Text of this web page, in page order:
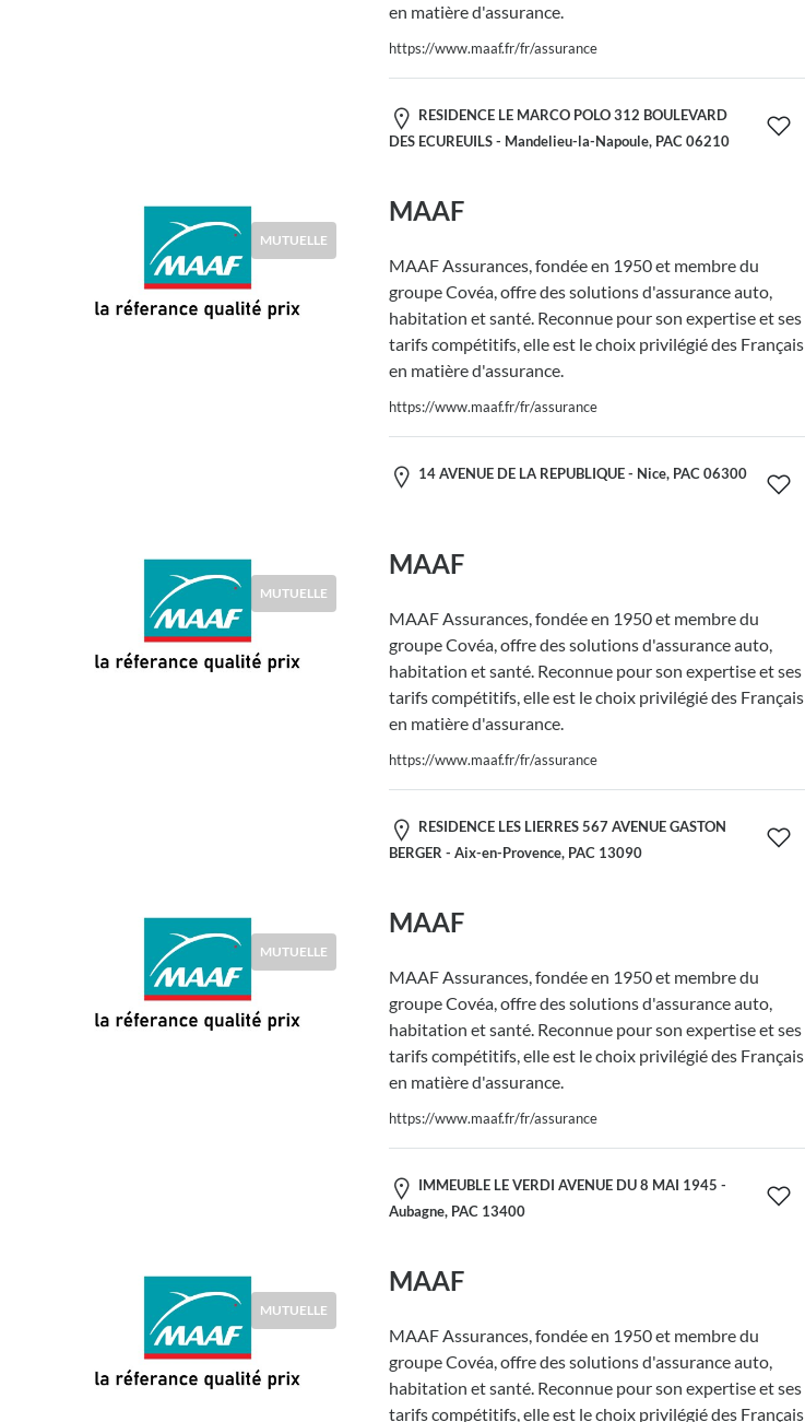
en matière d'assurance.
https://www.maaf.fr/fr/assurance
RESIDENCE LE MARCO POLO 312 BOULEVARD
DES ECUREUILS - Mandelieu-la-Napoule, PAC 06210
MUTUELLE
MAAF
MAAF Assurances, fondée en 1950 et membre du
groupe Covéa, offre des solutions d'assurance auto,
habitation et santé. Reconnue pour son expertise et ses
tarifs compétitifs, elle est le choix privilégié des Français
en matière d'assurance.
https://www.maaf.fr/fr/assurance
14 AVENUE DE LA REPUBLIQUE - Nice, PAC 06300
MUTUELLE
MAAF
MAAF Assurances, fondée en 1950 et membre du
groupe Covéa, offre des solutions d'assurance auto,
habitation et santé. Reconnue pour son expertise et ses
tarifs compétitifs, elle est le choix privilégié des Français
en matière d'assurance.
https://www.maaf.fr/fr/assurance
RESIDENCE LES LIERRES 567 AVENUE GASTON
BERGER - Aix-en-Provence, PAC 13090
MUTUELLE
MAAF
MAAF Assurances, fondée en 1950 et membre du
groupe Covéa, offre des solutions d'assurance auto,
habitation et santé. Reconnue pour son expertise et ses
tarifs compétitifs, elle est le choix privilégié des Français
en matière d'assurance.
https://www.maaf.fr/fr/assurance
IMMEUBLE LE VERDI AVENUE DU 8 MAI 1945 -
Aubagne, PAC 13400
MUTUELLE
MAAF
MAAF Assurances, fondée en 1950 et membre du
groupe Covéa, offre des solutions d'assurance auto,
habitation et santé. Reconnue pour son expertise et ses
tarifs compétitifs, elle est le choix privilégié des Français